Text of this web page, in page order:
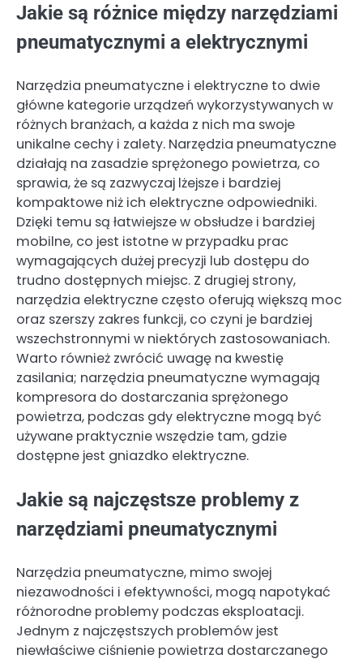
Jakie są różnice między narzędziami
pneumatycznymi a elektrycznymi
Narzędzia pneumatyczne i elektryczne to dwie
główne kategorie urządzeń wykorzystywanych w
różnych branżach, a każda z nich ma swoje
unikalne cechy i zalety. Narzędzia pneumatyczne
działają na zasadzie sprężonego powietrza, co
sprawia, że są zazwyczaj lżejsze i bardziej
kompaktowe niż ich elektryczne odpowiedniki.
Dzięki temu są łatwiejsze w obsłudze i bardziej
mobilne, co jest istotne w przypadku prac
wymagających dużej precyzji lub dostępu do
trudno dostępnych miejsc. Z drugiej strony,
narzędzia elektryczne często oferują większą moc
oraz szerszy zakres funkcji, co czyni je bardziej
wszechstronnymi w niektórych zastosowaniach.
Warto również zwrócić uwagę na kwestię
zasilania; narzędzia pneumatyczne wymagają
kompresora do dostarczania sprężonego
powietrza, podczas gdy elektryczne mogą być
używane praktycznie wszędzie tam, gdzie
dostępne jest gniazdko elektryczne.
Jakie są najczęstsze problemy z
narzędziami pneumatycznymi
Narzędzia pneumatyczne, mimo swojej
niezawodności i efektywności, mogą napotykać
różnorodne problemy podczas eksploatacji.
Jednym z najczęstszych problemów jest
niewłaściwe ciśnienie powietrza dostarczanego